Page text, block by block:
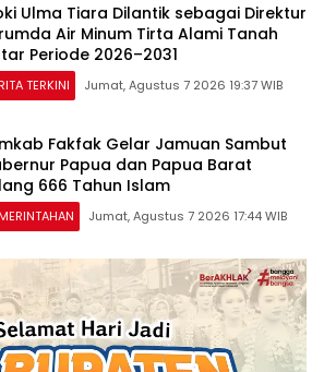
Ulma Tiara Dilantik sebagai Direktur
Air Minum Tirta Alami Tanah
Periode 2026–2031
TERKINI Jumat, Agustus 7 2026 19:37 WIB
Fakfak Gelar Jamuan Sambut
Papua dan Papua Barat
666 Tahun Islam
Jumat, Agustus 7 2026 17:44 WIB